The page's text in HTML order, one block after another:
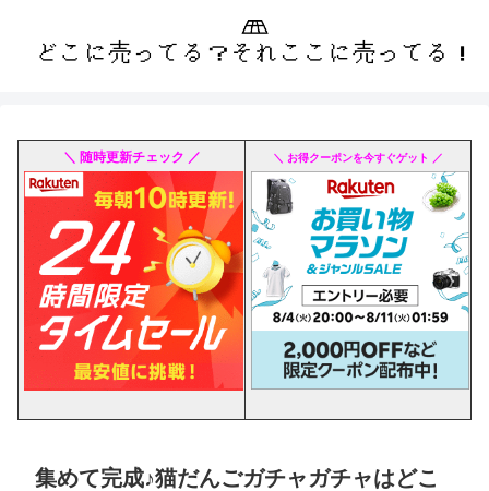
＼ 随時更新チェック ／ ＼ お得クーポンを今すぐゲット ／
集めて完成♪猫だんごガチャガチャはどこ